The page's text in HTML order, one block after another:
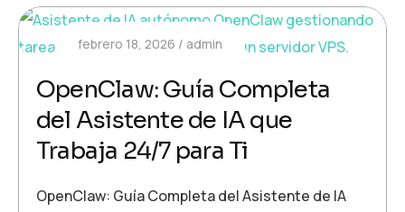
febrero 18, 2026 admin
OpenClaw: Guía Completa
del Asistente de IA que
Trabaja 24/7 para Ti
OpenClaw: Guía Completa del Asistente de IA